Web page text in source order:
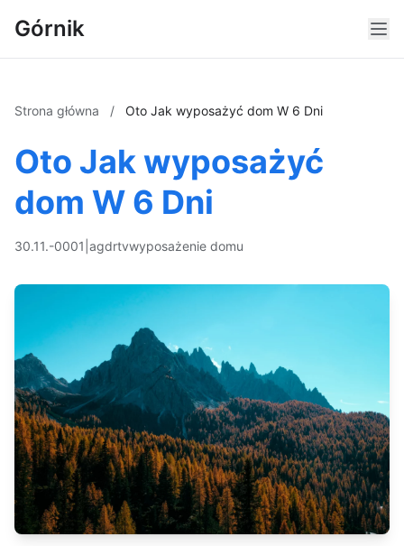
Górnik
Strona główna / Oto Jak wyposażyć dom W 6 Dni
Oto Jak wyposażyć
dom W 6 Dni
30.11.-0001 agdrtvwyposażenie domu